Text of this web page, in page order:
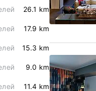
26.1 km
17.9 km
15.3 km
9.0 km
11.4 km